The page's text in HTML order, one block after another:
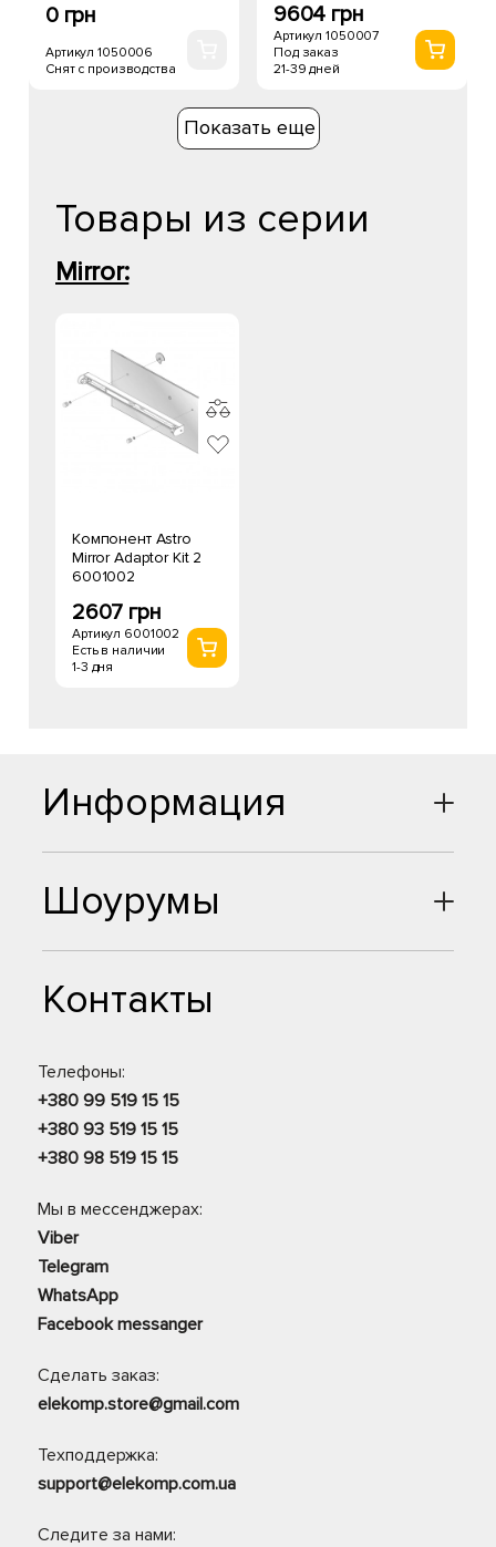
0 грн
Артикул 1050006
Снят с производства
9604 грн
Артикул 1050007
Под заказ
21-39 дней
Показать еще
Товары из серии
Mirror:
Компонент Astro
Mirror Adaptor Kit 2
6001002
2607 грн
Артикул 6001002
Есть в наличии
1-3 дня
Шоурумы
Контакты
Телефоны:
+380 99 519 15 15
+380 93 519 15 15
+380 98 519 15 15
Мы в мессенджерах:
Viber
Telegram
WhatsApp
Facebook messanger
Сделать заказ:
elekomp.store@gmail.com
Техподдержка:
support@elekomp.com.ua
Следите за нами:
Информация